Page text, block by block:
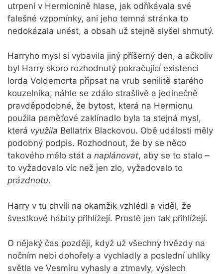
utrpení v Hermionině hlase, jak odříkávala své
falešné vzpomínky, ani jeho temná stránka to
nedokázala unést, a obsah už stejně slyšel shrnutý.
Harryho mysl si vybavila jiný příšerný den, a ačkoliv
byl Harry skoro rozhodnutý pokračující existenci
lorda Voldemorta připsat na vrub senilitě starého
kouzelníka, náhle se zdálo strašlivě a jedinečně
pravděpodobné, že bytost, která na Hermionu
použila paměťové zaklínadlo byla ta stejná mysl,
která využila Bellatrix Blackovou. Obě události měly
podobný podpis. Rozhodnout, že by se něco
takového mělo stát a naplánovat, aby se to stalo –
to vyžadovalo víc než jen zlo, vyžadovalo to
prázdnotu.
Harry v tu chvíli na okamžik vzhlédl a viděl, že
švestkové hábity přihlížejí. Prostě jen tak přihlížejí.
O nějaký čas později, když už všechny hvězdy na
nočním nebi dohořely a vychladly a poslední uhlíky
světla ve Vesmíru vyhasly a ztmavly, výslech